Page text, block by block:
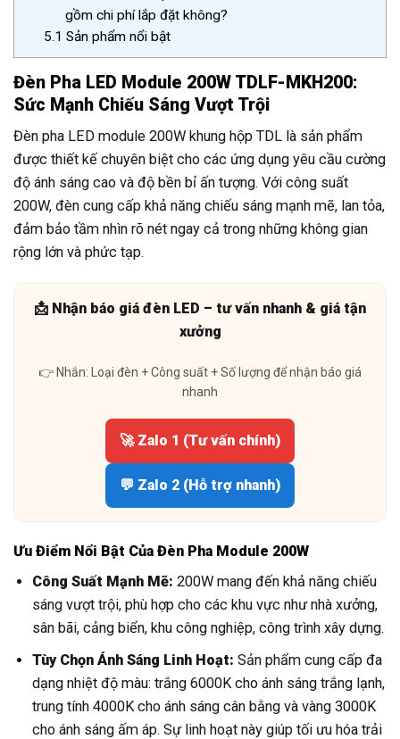
gồm chi phí lắp đặt không?
5.1 Sản phẩm nổi bật
Đèn Pha LED Module 200W TDLF-MKH200:
Sức Mạnh Chiếu Sáng Vượt Trội
Đèn pha LED module 200W khung hộp TDL là sản phẩm
được thiết kế chuyên biệt cho các ứng dụng yêu cầu cường
độ ánh sáng cao và độ bền bỉ ấn tượng. Với công suất
200W, đèn cung cấp khả năng chiếu sáng mạnh mẽ, lan tỏa,
đảm bảo tầm nhìn rõ nét ngay cả trong những không gian
rộng lớn và phức tạp.
📩 Nhận báo giá đèn LED – tư vấn nhanh & giá tận
xưởng
👉 Nhắn: Loại đèn + Công suất + Số lượng để nhận báo giá
nhanh
🚀 Zalo 1 (Tư vấn chính)
💬 Zalo 2 (Hỗ trợ nhanh)
Ưu Điểm Nổi Bật Của Đèn Pha Module 200W
Công Suất Mạnh Mẽ: 200W mang đến khả năng chiếu
sáng vượt trội, phù hợp cho các khu vực như nhà xưởng,
sân bãi, cảng biển, khu công nghiệp, công trình xây dựng.
Tùy Chọn Ánh Sáng Linh Hoạt: Sản phẩm cung cấp đa
dạng nhiệt độ màu: trắng 6000K cho ánh sáng trắng lạnh,
trung tính 4000K cho ánh sáng cân bằng và vàng 3000K
cho ánh sáng ấm áp. Sự linh hoạt này giúp tối ưu hóa trải